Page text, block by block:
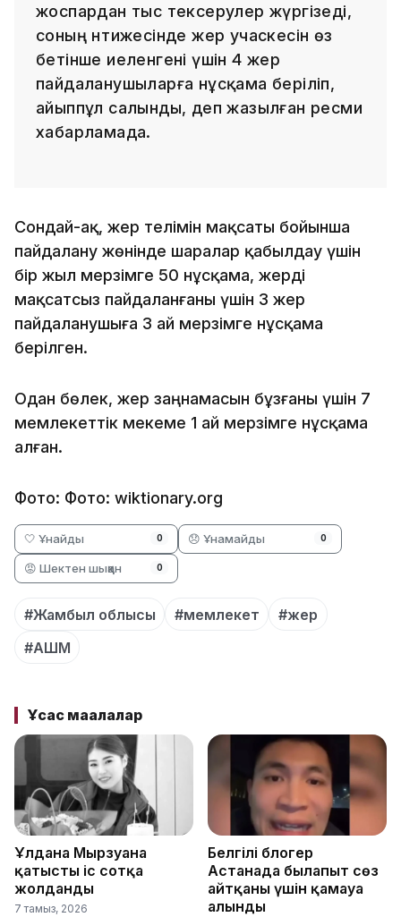
жоспардан тыс тексерулер жүргізеді,
соның нәтижесінде жер учаскесін өз
бетінше иеленгені үшін 4 жер
пайдаланушыларға нұсқама беріліп,
айыппұл салынды, деп жазылған ресми
хабарламада.
Сондай-ақ, жер телімін мақсаты бойынша
пайдалану жөнінде шаралар қабылдау үшін
бір жыл мерзімге 50 нұсқама, жерді
мақсатсыз пайдаланғаны үшін 3 жер
пайдаланушыға 3 ай мерзімге нұсқама
берілген.
Одан бөлек, жер заңнамасын бұзғаны үшін 7
мемлекеттік мекеме 1 ай мерзімге нұсқама
алған.
Фото: Фото: wiktionary.org
🤍 Ұнайды 0 😞 Ұнамайды 0
😡 Шектен шыққан 0
#Жамбыл облысы #мемлекет
#жер
#АШМ
Ұқсас мақалалар
Ұлдана Мырзуанға
қатысты іс сотқа
жолданды
7 тамыз, 2026
Белгілі блогер
Астанада былапыт сөз
айтқаны үшін қамауға
алынды